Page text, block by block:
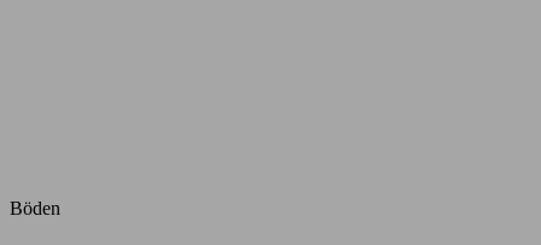
Böden